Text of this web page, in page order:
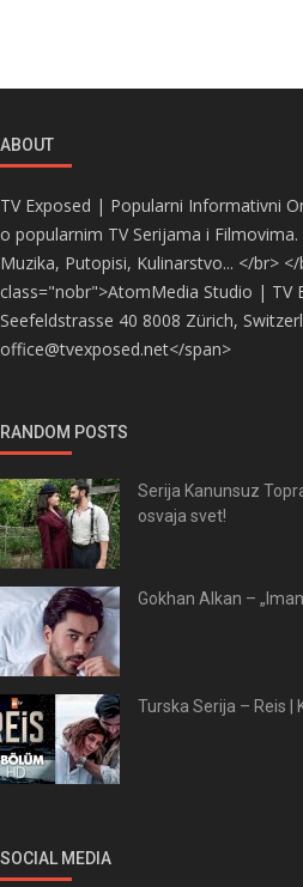
ABOUT
TV Exposed | Popularni Informativni
o popularnim TV Serijama i
Muzika, Putopisi, Kulinarstvo... </br>
class="nobr">AtomMedia Studio | TV
Seefeldstrasse 40 8008 Zürich,
office@tvexposed.net</span>
RANDOM POSTS
Serija Kanunsuz
osvaja svet!
Gokhan Alkan –
Turska Serija – Reis |
SOCIAL MEDIA